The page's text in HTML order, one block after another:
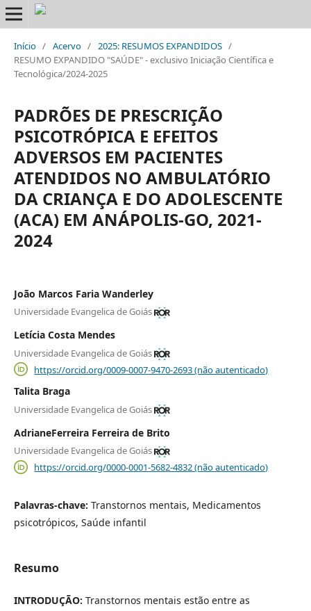
Início / Acervo / 2025: RESUMOS EXPANDIDOS /
RESUMO EXPANDIDO "SAÚDE" - exclusivo Iniciação Científica e
Tecnológica/2024-2025
PADRÕES DE PRESCRIÇÃO
PSICOTRÓPICA E EFEITOS
ADVERSOS EM PACIENTES
ATENDIDOS NO AMBULATÓRIO
DA CRIANÇA E DO ADOLESCENTE
(ACA) EM ANÁPOLIS-GO, 2021-
2024
João Marcos Faria Wanderley
Universidade Evangelica de Goiás
Letícia Costa Mendes
Universidade Evangelica de Goiás
https://orcid.org/0009-0007-9470-2693 (não autenticado)
Talita Braga
Universidade Evangelica de Goiás
AdrianeFerreira Ferreira de Brito
Universidade Evangelica de Goiás
https://orcid.org/0000-0001-5682-4832 (não autenticado)
Palavras-chave: Transtornos mentais, Medicamentos
psicotrópicos, Saúde infantil
Resumo
INTRODUÇÃO: Transtornos mentais estão entre as